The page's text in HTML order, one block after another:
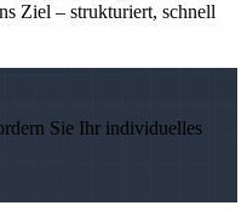
Ziel – strukturiert, schnell
Sie Ihr individuelles